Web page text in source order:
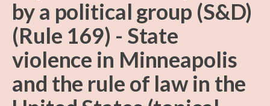
by a political group (S&D)
(Rule 169) - State
violence in Minneapolis
and the rule of law in the